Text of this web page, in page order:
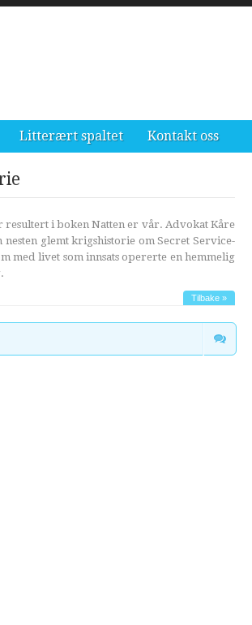
Litterært spaltet Kontakt oss
resultert i boken Natten er vår. Advokat Kåre
glemt krigshistorie om Secret Service-
med livet som innsats opererte en hemmelig
Tilbake »